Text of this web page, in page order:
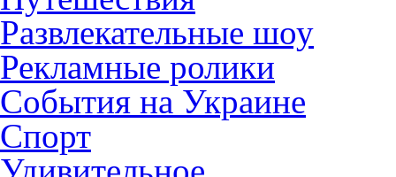
Развлекательные шоу
Рекламные ролики
События на Украине
Спорт